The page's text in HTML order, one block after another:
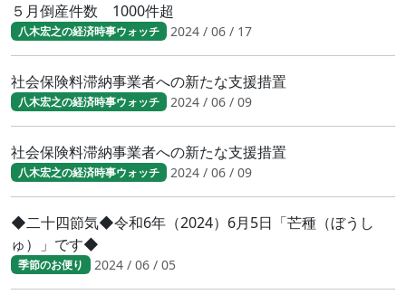
５月倒産件数 1000件超
八木宏之の経済時事ウォッチ 2024 / 06 / 17
社会保険料滞納事業者への新たな支援措置
八木宏之の経済時事ウォッチ 2024 / 06 / 09
社会保険料滞納事業者への新たな支援措置
八木宏之の経済時事ウォッチ 2024 / 06 / 09
◆二十四節気◆令和6年（2024）6月5日「芒種（ぼうし
ゅ）」です◆
季節のお便り 2024 / 06 / 05